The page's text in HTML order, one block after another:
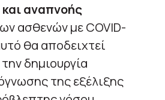
αναπνοής
ασθενών με COVID-
θα αποδειχτεί
δημιουργία
της εξέλιξης